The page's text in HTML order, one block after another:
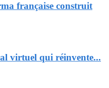
française construit
virtuel qui réinvente...